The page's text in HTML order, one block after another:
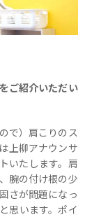
ご紹介いただい
で）肩こりのス
上柳アナウンサ
いたします。肩
腕の付け根の少
さが問題になっ
思います。ポイ